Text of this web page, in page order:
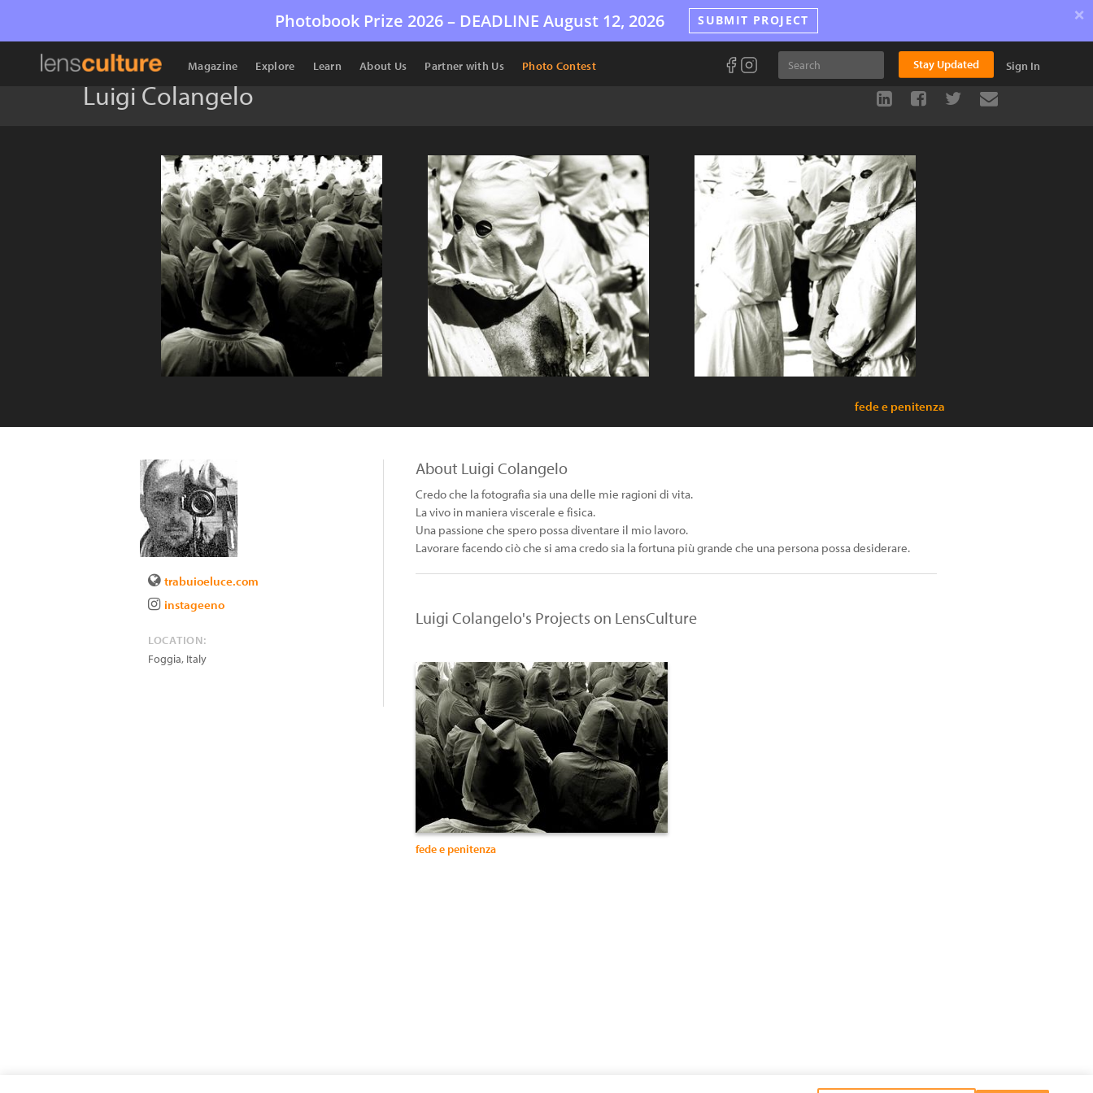
Photobook Prize 2026 – DEADLINE August 12, 2026 SUBMIT PROJECT ×
Magazine Explore Learn About Us Partner with Us Photo Contest Stay Updated Sign In
Luigi Colangelo
fede e penitenza
trabuioeluce.com
instageeno
LOCATION:
Foggia, Italy
About Luigi Colangelo
Credo che la fotografia sia una delle mie ragioni di vita.
La vivo in maniera viscerale e fisica.
Una passione che spero possa diventare il mio lavoro.
Lavorare facendo ciò che si ama credo sia la fortuna più grande che una persona possa desiderare.
Luigi Colangelo's Projects on LensCulture
fede e penitenza